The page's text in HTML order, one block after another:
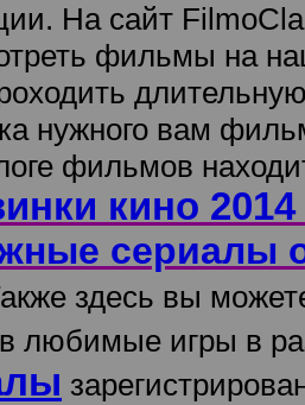
На сайт
фильмы на
нужного вам
фильмов
кино
сериалы
здесь вы
в любимые игры в